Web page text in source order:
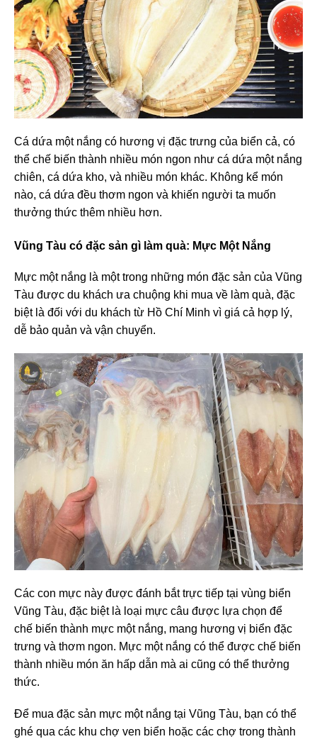
Cá dứa một nắng có hương vị đặc trưng của biển cả, có
thể chế biến thành nhiều món ngon như cá dứa một nắng
chiên, cá dứa kho, và nhiều món khác. Không kể món
nào, cá dứa đều thơm ngon và khiến người ta muốn
thưởng thức thêm nhiều hơn.
Vũng Tàu có đặc sản gì làm quà: Mực Một Nắng
Mực một nắng là một trong những món đặc sản của Vũng
Tàu được du khách ưa chuộng khi mua về làm quà, đặc
biệt là đối với du khách từ Hồ Chí Minh vì giá cả hợp lý,
dễ bảo quản và vận chuyển.
Các con mực này được đánh bắt trực tiếp tại vùng biển
Vũng Tàu, đặc biệt là loại mực câu được lựa chọn để
chế biến thành mực một nắng, mang hương vị biển đặc
trưng và thơm ngon. Mực một nắng có thể được chế biến
thành nhiều món ăn hấp dẫn mà ai cũng có thể thưởng
thức.
Để mua đặc sản mực một nắng tại Vũng Tàu, bạn có thể
ghé qua các khu chợ ven biển hoặc các chợ trong thành